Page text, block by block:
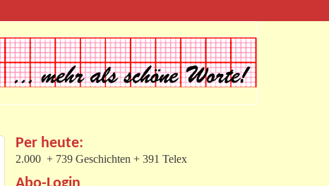
Per heute:
2.000 + 739 Geschichten + 391 Telex